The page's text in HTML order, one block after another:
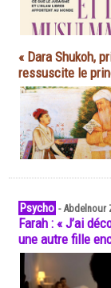
« Dara Shukoh,
ressuscite le
Psycho -Abdelnour
Farah : « J’ai
une autre fille